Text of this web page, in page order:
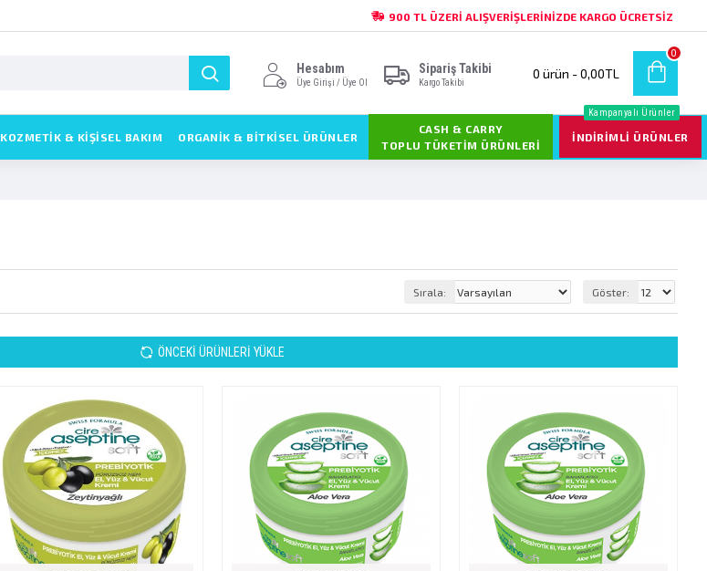
900 TL ÜZERI ALIŞVERIŞLERINIZDE KARGO ÜCRETSIZ
Hesabım
Üye Girişi / Üye Ol
Sipariş Takibi
Kargo Takibi
0 ürün - 0,00TL
0
KOZMETIK & KIŞISEL BAKIM ORGANİK & BİTKİSEL ÜRÜNLER
CASH & CARRY
TOPLU TÜKETIM ÜRÜNLERI
İNDIRIMLI ÜRÜNLER
Kampanyalı Ürünler
Sırala: Göster:
ÖNCEKI ÜRÜNLERI YÜKLE